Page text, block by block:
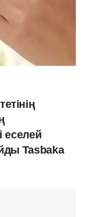
еселей
Tasbaka